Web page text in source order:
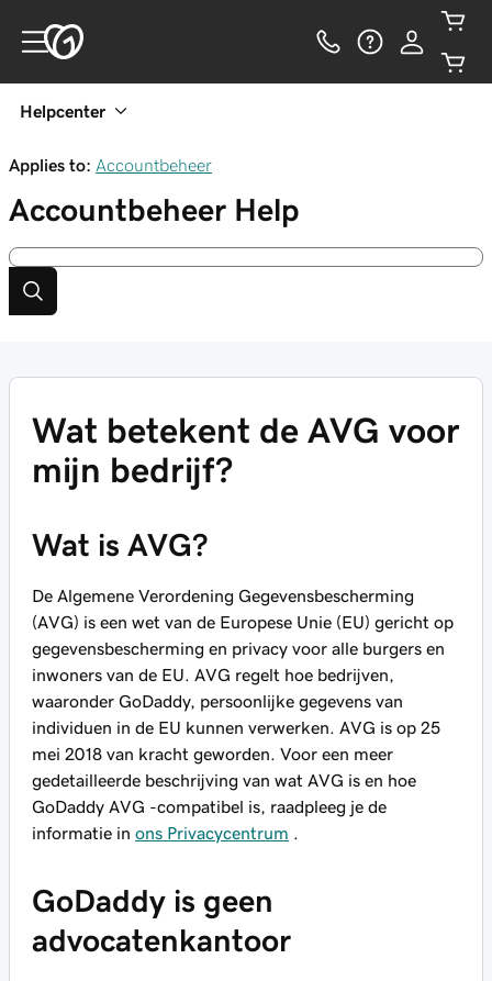
Helpcenter
Applies to: Accountbeheer
Accountbeheer Help
Wat betekent de AVG voor
mijn bedrijf?
Wat is AVG?
De Algemene Verordening Gegevensbescherming
(AVG) is een wet van de Europese Unie (EU) gericht op
gegevensbescherming en privacy voor alle burgers en
inwoners van de EU. AVG regelt hoe bedrijven,
waaronder GoDaddy, persoonlijke gegevens van
individuen in de EU kunnen verwerken. AVG is op 25
mei 2018 van kracht geworden. Voor een meer
gedetailleerde beschrijving van wat AVG is en hoe
GoDaddy AVG -compatibel is, raadpleeg je de
informatie in ons Privacycentrum
GoDaddy is geen
advocatenkantoor